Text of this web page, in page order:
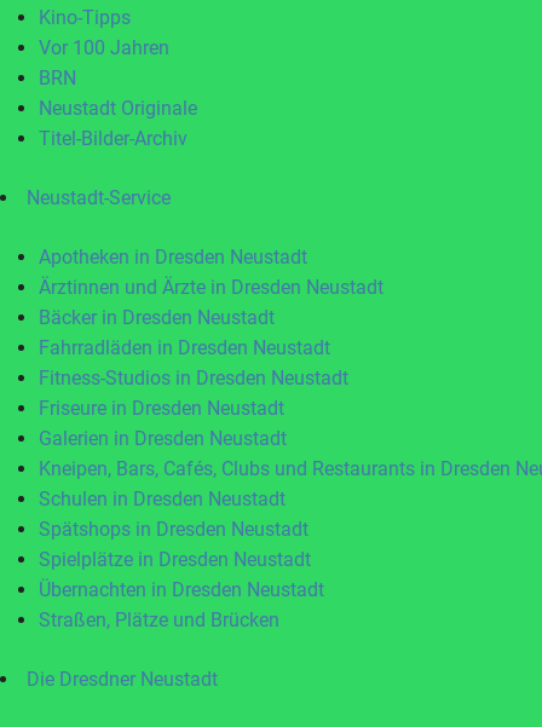
Kino-Tipps
Vor 100 Jahren
BRN
Neustadt Originale
Titel-Bilder-Archiv
Neustadt-Service
Apotheken in Dresden Neustadt
Ärztinnen und Ärzte in Dresden Neustadt
Bäcker in Dresden Neustadt
Fahrradläden in Dresden Neustadt
Fitness-Studios in Dresden Neustadt
Friseure in Dresden Neustadt
Galerien in Dresden Neustadt
Kneipen, Bars, Cafés, Clubs und Restaurants in Dresden
Schulen in Dresden Neustadt
Spätshops in Dresden Neustadt
Spielplätze in Dresden Neustadt
Übernachten in Dresden Neustadt
Straßen, Plätze und Brücken
Die Dresdner Neustadt